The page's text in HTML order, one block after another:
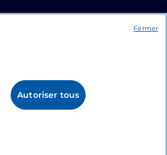
Autoriser tous
Fermer